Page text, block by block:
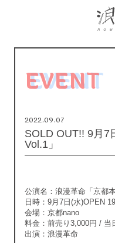
EVENT
2022.09.07
SOLD OUT!! 9月7
Vol.1」
公演名：浪漫革命「京都本
日時：9月7日(水)OPEN
会場：京都nano
料金：前売り3,000円 / 当
出演：浪漫革命